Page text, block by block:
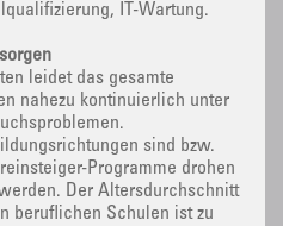
IT-Wartung.
leidet das gesamte
nahezu kontinuierlich unter
sind bzw.
Programme drohen
Der Altersdurchschnitt
beruflichen Schulen ist zu